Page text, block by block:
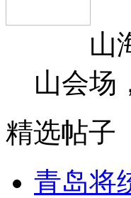
山海
山会场
精选帖子
青岛将